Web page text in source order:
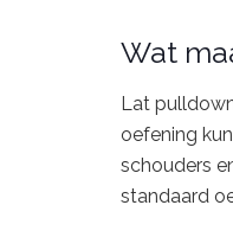
Wat
Lat
oefening
schouders
standaard